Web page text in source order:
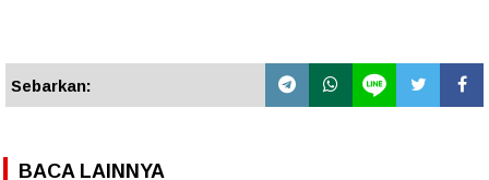
Sebarkan:
BACA LAINNYA